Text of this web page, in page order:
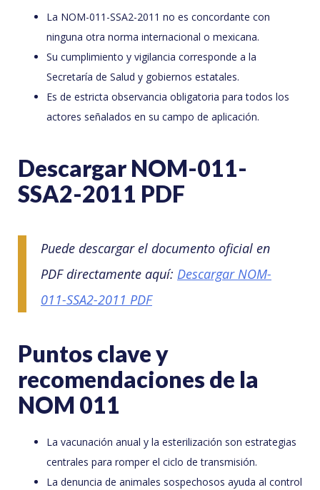
La NOM-011-SSA2-2011 no es concordante con
ninguna otra norma internacional o mexicana.
Su cumplimiento y vigilancia corresponde a la
Secretaría de Salud y gobiernos estatales.
Es de estricta observancia obligatoria para todos los
actores señalados en su campo de aplicación.
Descargar NOM-011-
SSA2-2011 PDF
Puede descargar el documento oficial en
PDF directamente aquí: Descargar NOM-
011-SSA2-2011 PDF
Puntos clave y
recomendaciones de la
NOM 011
La vacunación anual y la esterilización son estrategias
centrales para romper el ciclo de transmisión.
La denuncia de animales sospechosos ayuda al control